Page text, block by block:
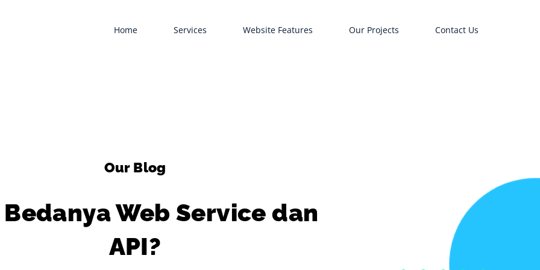
Home Services Website Features Our Projects Contact Us
Our Blog
Web Service dan
API?